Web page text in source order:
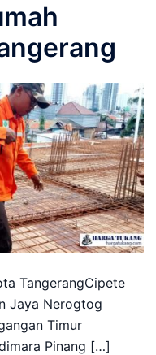
TangerangCipete
Jaya Nerogtog
Timur
Pinang […]